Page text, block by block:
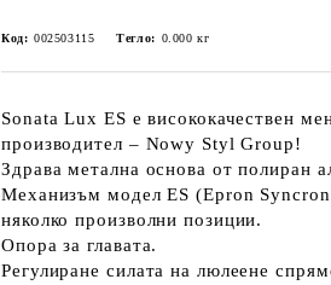
Код: 002503115 Тегло: 0.000 кг
Sonata Lux ES е висококачествен
производител – Nowy Styl Group!
Здрава метална основа от полиран
Механизъм модел ES (Epron
няколко произволни позиции.
Опора за главата.
Регулиране силата на люлеене